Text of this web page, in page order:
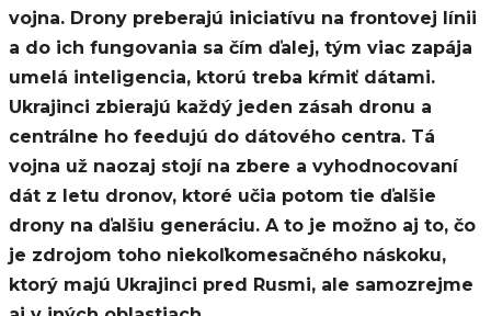
vojna. Drony preberajú iniciatívu na frontovej línii
a do ich fungovania sa čím ďalej, tým viac zapája
umelá inteligencia, ktorú treba kŕmiť dátami.
Ukrajinci zbierajú každý jeden zásah dronu a
centrálne ho feedujú do dátového centra. Tá
vojna už naozaj stojí na zbere a vyhodnocovaní
dát z letu dronov, ktoré učia potom tie ďalšie
drony na ďalšiu generáciu. A to je možno aj to, čo
je zdrojom toho niekoľkomesačného náskoku,
ktorý majú Ukrajinci pred Rusmi, ale samozrejme